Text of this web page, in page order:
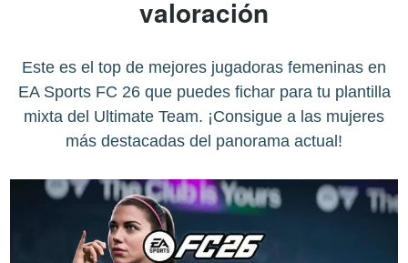
valoración
Este es el top de mejores jugadoras femeninas en
EA Sports FC 26 que puedes fichar para tu plantilla
mixta del Ultimate Team. ¡Consigue a las mujeres
más destacadas del panorama actual!